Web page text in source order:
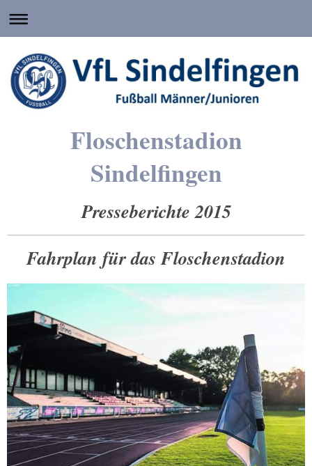
Floschenstadion
Sindelfingen
Presseberichte 2015
Fahrplan für das Floschenstadion